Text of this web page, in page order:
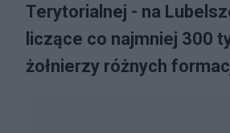
Terytorialnej - na
liczące co najmniej 300
żołnierzy różnych